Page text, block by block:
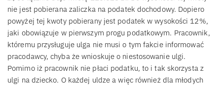
nie jest pobierana zaliczka na podatek dochodowy. Dopiero
powyżej tej kwoty pobierany jest podatek w wysokości 12%,
jaki obowiązuje w pierwszym progu podatkowym. Pracownik,
któremu przysługuje ulga nie musi o tym fakcie informować
pracodawcy, chyba że wnioskuje o niestosowanie ulgi.
Pomimo iż pracownik nie płaci podatku, to i tak skorzysta z
ulgi na dziecko. O każdej uldze a więc również dla młodych